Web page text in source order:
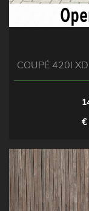
COUPÉ 420I
€